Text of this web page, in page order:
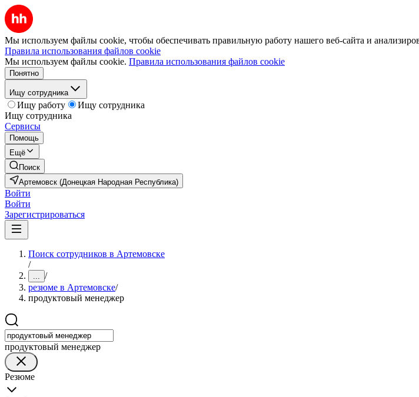
Мы используем файлы cookie, чтобы обеспечивать правильную работу нашего веб-сайта и
Правила использования файлов cookie
Мы используем файлы cookie. Правила использования файлов cookie
Понятно
Ищу сотрудника
Ищу работу
Ищу сотрудника
Ищу сотрудника
Сервисы
Помощь
Ещё
Поиск
Артемовск (Донецкая Народная Республика)
Войти
Войти
Зарегистрироваться
Поиск сотрудников в Артемовске
/
... /
резюме в Артемовске/
продуктовый менеджер
продуктовый менеджер
Резюме